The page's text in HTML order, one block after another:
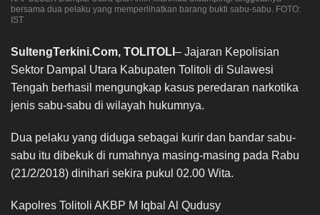
bersama dua pelaku yang memperlihatkan barang bukti sabu-sabu. FOTO:
IST
SultengTerkini.Com, TOLITOLI – Jajaran Kepolisian
Sektor Dampal Utara Kabupaten Tolitoli di Sulawesi
Tengah berhasil mengungkap kasus peredaran narkotika
jenis sabu-sabu di wilayah hukumnya.
Dua pelaku yang diduga sebagai kurir dan bandar sabu-
sabu itu dibekuk di rumahnya masing-masing pada Rabu
(21/2/2018) dinihari sekira pukul 02.00 Wita.
Kapolres Tolitoli AKBP M Iqbal Al Qudusy